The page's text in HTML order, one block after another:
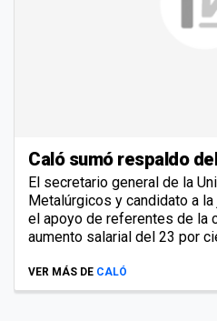
Caló sumó respaldo
El secretario general de la
Metalúrgicos y candidato a la
el apoyo de referentes de la
aumento salarial del 23 por
VER MÁS DE CALÓ